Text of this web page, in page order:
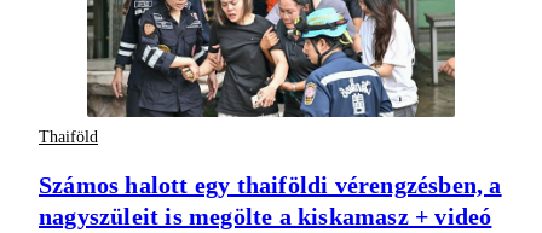
Thaiföld
Számos halott egy thaiföldi vérengzésben, a
nagyszüleit is megölte a kiskamasz + videó